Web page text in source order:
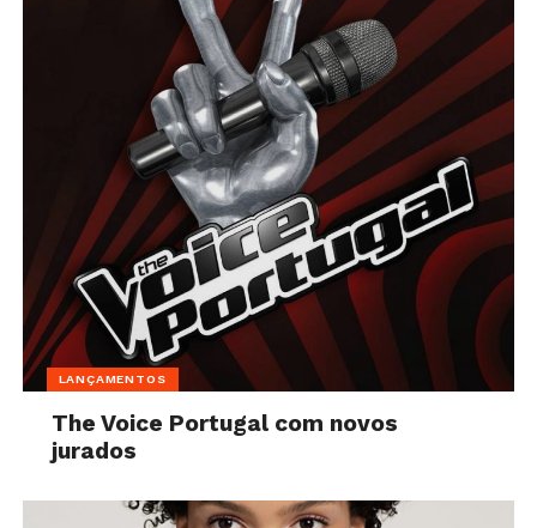
LANÇAMENTOS
The Voice Portugal com novos
jurados